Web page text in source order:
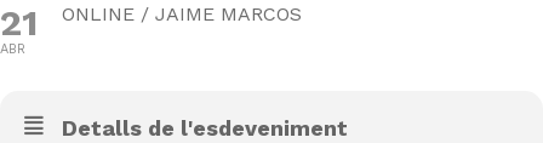
21
ABR
ONLINE / JAIME MARCOS
Detalls de l'esdeveniment